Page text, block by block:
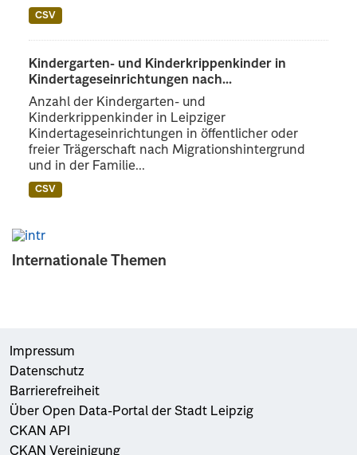
Internationale Themen
CSV
Kindergarten- und Kinderkrippenkinder in
Kindertageseinrichtungen nach...
Anzahl der Kindergarten- und
Kinderkrippenkinder in Leipziger
Kindertageseinrichtungen in öffentlicher oder
freier Trägerschaft nach Migrationshintergrund
und in der Familie...
CSV
Impressum
Datenschutz
Barrierefreiheit
Über Open Data-Portal der Stadt Leipzig
CKAN API
CKAN Vereinigung